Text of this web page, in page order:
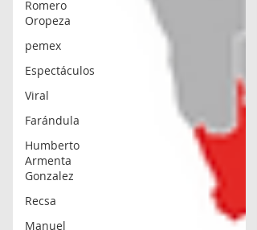
Romero
Oropeza
pemex
Espectáculos
Viral
Farándula
Humberto
Armenta
Gonzalez
Recsa
Manuel